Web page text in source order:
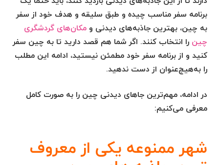
برنامه سفر مناسب چیده و طبق سلیقه و هدف خود از سفر
به چین، بهترین جاذبه‌های دیدنی و مکان‌های گردشگری
چین را انتخاب کنند. اگر شما هم قصد دارید تا به چین سفر
کنید و از برنامه سفر خود مطمئن نیستید، ادامه این مطلب
را به‌هیچ‌عنوان از دست ندهید.
در ادامه، مهم‌ترین جاهای دیدنی چین را به صورت کامل
معرفی می‌کنیم:
شهر ممنوعه یکی از معروف